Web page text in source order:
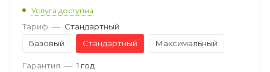
Услуга доступна
Тариф — Стандартный
Базовый
Стандартный Максимальный
Гарантия — 1 год